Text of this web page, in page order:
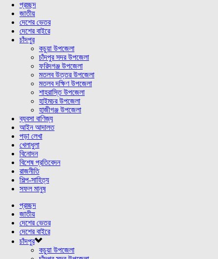
প্রচ্ছদ
জাতীয়
দেশের ভেতর
দেশের বাইরে
চাঁদপুর
কচুয়া উপজেলা
চাঁদপুর সদর উপজেলা
ফরিদগঞ্জ উপজেলা
মতলব উত্তর উপজেলা
মতলব দক্ষিণ উপজেলা
শাহরাস্তি উপজেলা
হাইমচর উপজেলা
হাজীগঞ্জ উপজেলা
ব্যবসা বাণিজ্য
আইন আদালত
পড়া লেখা
খেলাধুলা
বিনোদন
বিশেষ প্রতিবেদন
রাজনীতি
শিল্প-সাহিত্য
সফল মানুষ
প্রচ্ছদ
জাতীয়
দেশের ভেতর
দেশের বাইরে
চাঁদপুর
কচুয়া উপজেলা